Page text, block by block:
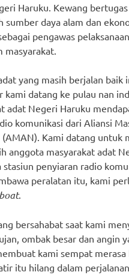
Haruku. Kewang
sumber daya alam dan
pengawas
masyarakat.
yang masih berjalan baik
kami datang ke pulau nan
adat Negeri Haruku
komunikasi dari Aliansi
(AMAN). Kami datang untuk
anggota masyarakat adat
stasiun penyiaran radio
peralatan itu, kami
.
bersahabat saat kami
ombak besar dan angin
kami sempat merasa
itu hilang dalam